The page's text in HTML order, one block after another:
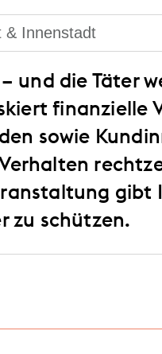
& Innenstadt
und die Täter
finanzielle
sowie
gibt
zu schützen.